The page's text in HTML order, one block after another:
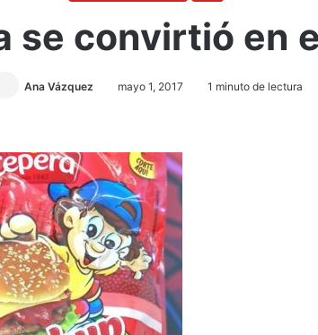
se convirtió en
Ana Vázquez mayo 1, 2017 1 minuto de lectura